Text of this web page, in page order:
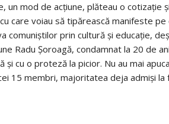
un mod de acţiune, plăteau o cotizaţie
care voiau să tipărească manifeste pe
comuniştilor prin cultură şi educaţie,
Radu Şoroagă, condamnat la 20 de
şi cu o proteză la picior. Nu au mai
15 membri, majoritatea deja admişi la